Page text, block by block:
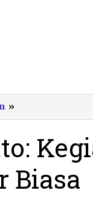
»
Indartato:
Ramadhan
di
Pacitan
Luar
Biasa